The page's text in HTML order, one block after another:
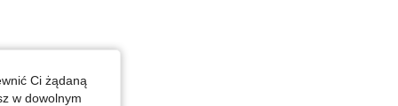
Ci żądaną
w dowolnym